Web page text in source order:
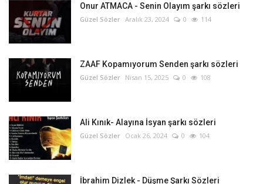
Onur ATMACA - Senin Olayım şarkı sözleri
Güzel Sözler Aralık 23, 2024 0 114
ZAAF Kopamıyorum Senden şarkı sözleri
Güzel Sözler Nisan 15, 2025 0 108
Ali Kınık- Alayına İsyan şarkı sözleri
Güzel Sözler Ocak 26, 2024 0 104
İbrahim Dizlek - Düşme Şarkı Sözleri